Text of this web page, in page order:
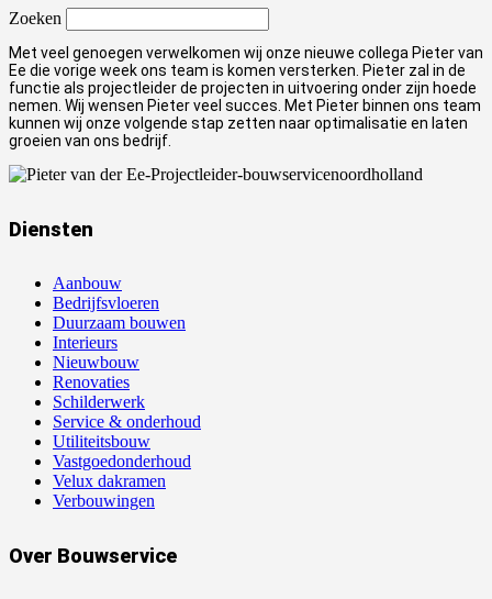
Zoeken
Met veel genoegen verwelkomen wij onze nieuwe collega Pieter van
Ee die vorige week ons team is komen versterken. Pieter zal in de
functie als projectleider de projecten in uitvoering onder zijn hoede
nemen. Wij wensen Pieter veel succes. Met Pieter binnen ons team
kunnen wij onze volgende stap zetten naar optimalisatie en laten
groeien van ons bedrijf.
Diensten
Aanbouw
Bedrijfsvloeren
Duurzaam bouwen
Interieurs
Nieuwbouw
Renovaties
Schilderwerk
Service & onderhoud
Utiliteitsbouw
Vastgoedonderhoud
Velux dakramen
Verbouwingen
Over Bouwservice